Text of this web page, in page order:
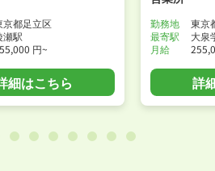
京都足立区
瀬駅
円~
細はこちら
勤務地
東京
最寄駅
大泉
月給
詳